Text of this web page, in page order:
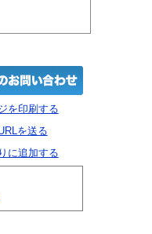
を印刷する
を送る
に追加する